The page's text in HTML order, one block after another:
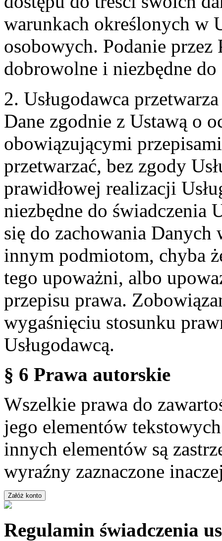
warunkach określonych w
osobowych. Podanie przez
dobrowolne i niezbędne
2. Usługodawca
Dane zgodnie z Ustawą o
obowiązującymi
przetwarzać, bez zgody
prawidłowej realizacji
niezbędne do świadczenia
się do zachowania
innym podmiotom, chyba
tego upoważni, albo
przepisu prawa.
wygaśnięciu stosunku
Usługodawcą.
§ 6 Prawa autorskie
Wszelkie prawa do
jego elementów
innych elementów są
wyraźny zaznaczone
Regulamin świadczenia